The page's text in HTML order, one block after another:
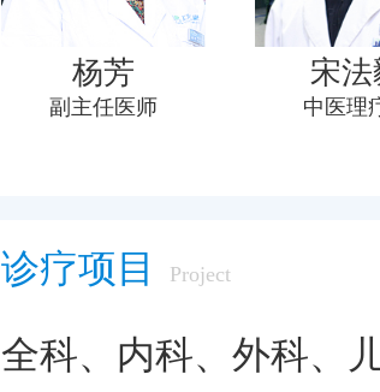
杨芳
副主任医师
宋法
中医理
诊疗项目 Project
全科、内科、外科、